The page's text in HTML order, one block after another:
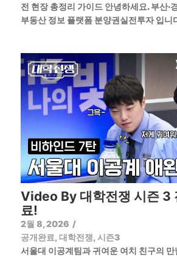
전 현장 총정리 가이드 안녕하세요. 부산·
부동산 정보 플랫폼 분양권실전투자 입니
Video By 대학전쟁 시즌 3
료!
2월 8, 2026 /
공개완료, 대학전쟁, 시즌3
서울대 이공계팀과 귀여운 여치 친구의